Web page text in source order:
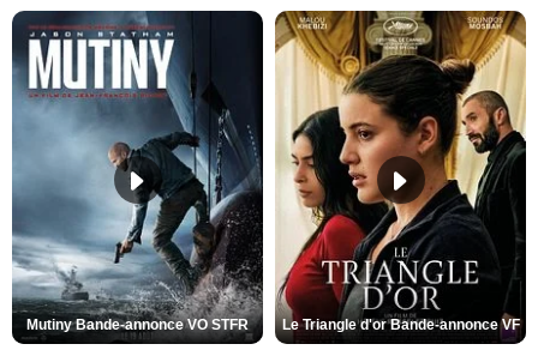
Mutiny Bande-annonce VO STFR Le Triangle d'or Bande-annonce VF